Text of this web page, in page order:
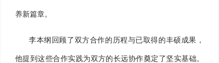
养新篇章。
李本纲回顾了双方合作的历程与已取得的丰硕成果，
他提到这些合作实践为双方的长远协作奠定了坚实基础。